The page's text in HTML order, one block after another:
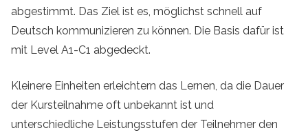
abgestimmt. Das Ziel ist es, möglichst schnell auf
Deutsch kommunizieren zu können. Die Basis dafür ist
mit Level A1-C1 abgedeckt.
Kleinere Einheiten erleichtern das Lernen, da die Dauer
der Kursteilnahme oft unbekannt ist und
unterschiedliche Leistungsstufen der Teilnehmer den